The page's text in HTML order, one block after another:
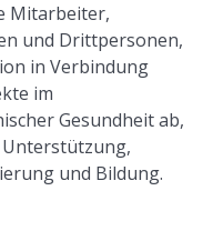
Mitarbeiter,
und Drittpersonen,
in Verbindung
im
Gesundheit ab,
und Bildung.